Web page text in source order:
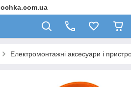
Електромонтажні аксесуари і